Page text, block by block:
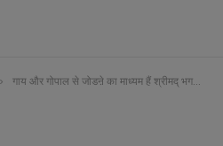
गाय और गोपाल से जोडऩे का माध्यम हैं श्रीमद् भगवत गीता : राष्ट्रसंत नमन वैष्णव